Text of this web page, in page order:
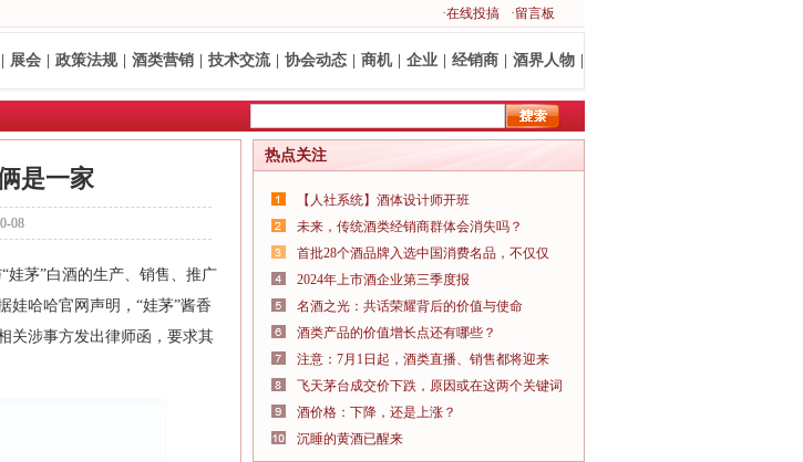
·在线投搞 ·留言板
展会 政策法规 酒类营销 技术交流 协会动态 商机 企业 经销商 酒界人物
是一家
08
娃茅”白酒的生产、销售、推广
娃哈哈官网声明，“娃茅”酱香
关涉事方发出律师函，要求其
热点关注
【人社系统】酒体设计师开班
未来，传统酒类经销商群体会消失吗？
首批28个酒品牌入选中国消费名品，不仅仅
2024年上市酒企业第三季度报
名酒之光：共话荣耀背后的价值与使命
酒类产品的价值增长点还有哪些？
注意：7月1日起，酒类直播、销售都将迎来
飞天茅台成交价下跌，原因或在这两个关键词
酒价格：下降，还是上涨？
沉睡的黄酒已醒来